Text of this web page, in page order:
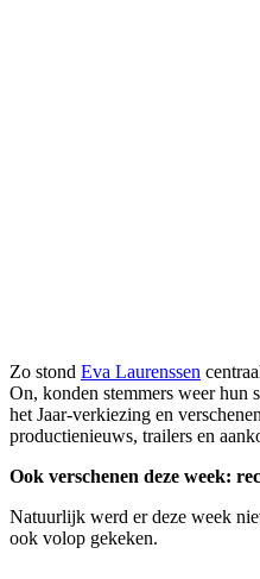
Zo stond Eva Laurenssen
On, konden stemmers weer hun
het Jaar-verkiezing en
productienieuws, trailers en
Ook verschenen deze week:
Natuurlijk werd er deze week
ook volop gekeken.